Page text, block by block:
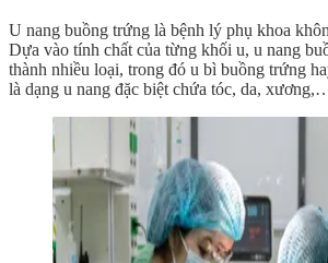
U nang buồng trứng là bệnh lý phụ khoa
Dựa vào tính chất của từng khối u, u nang
thành nhiều loại, trong đó u bì buồng trứng
là dạng u nang đặc biệt chứa tóc, da,